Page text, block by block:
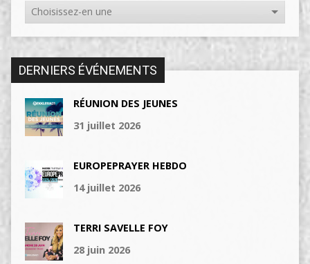
DERNIERS ÉVÉNEMENTS
RÉUNION DES JEUNES
31 juillet 2026
EUROPEPRAYER HEBDO
14 juillet 2026
TERRI SAVELLE FOY
28 juin 2026